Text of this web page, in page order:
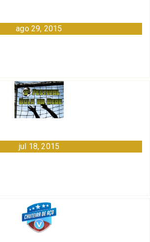
ago 29, 2015
jul 18, 2015